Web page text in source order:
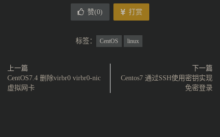
赞(0) 打赏
标签： CentOS linux
上一篇
CentOS7.4 删除virbr0 virbr0-nic
虚拟网卡
下一篇
Centos7 通过SSH使用密钥实现
免密登录